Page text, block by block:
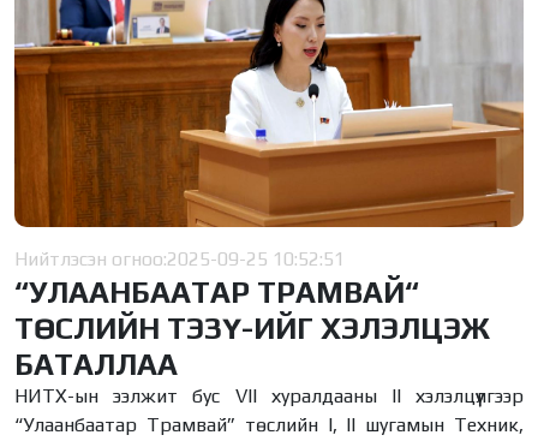
Нийтлэсэн огноо:2025-09-25 10:52:51
“УЛААНБААТАР ТРАМВАЙ“
ТӨСЛИЙН ТЭЗҮ-ИЙГ ХЭЛЭЛЦЭЖ
БАТАЛЛАА
НИТХ-ын ээлжит бус VII хуралдааны II хэлэлцүүлгээр
“Улаанбаатар Трамвай” төслийн I, II шугамын Техник,